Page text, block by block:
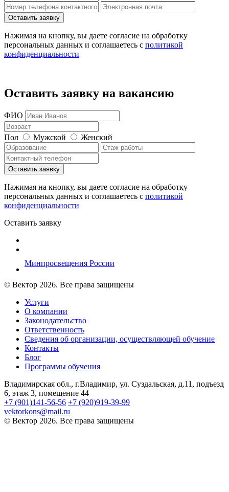
Нажимая на кнопку, вы даете согласие на обработку
персональных данных и соглашаетесь c политикой
конфиденциальности
Оставить заявку на вакансию
ФИО
Пол Мужской Женский
Нажимая на кнопку, вы даете согласие на обработку
персональных данных и соглашаетесь c политикой
конфиденциальности
Оставить заявку
Минпросвещения России
© Вектор 2026. Все права защищены
Услуги
О компании
Законодательство
Ответственность
Сведения об организации, осуществляющей обучение
Контакты
Блог
Программы обучения
Владимирская обл., г.Владимир, ул. Суздальская, д.11, подъезд
6, этаж 3, помещение 44
+7 (901)141-56-56 +7 (920)919-39-99
vektorkons@mail.ru
© Вектор 2026. Все права защищены